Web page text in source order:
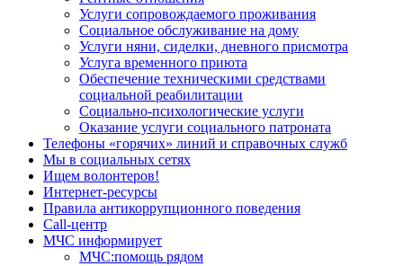
Услуги сопровождаемого проживания
Социальное обслуживание на дому
Услуги няни, сиделки, дневного присмотра
Услуга временного приюта
Обеспечение техническими средствами
социальной реабилитации
Социально-психологические услуги
Оказание услуги социального патроната
Телефоны «горячих» линий и справочных служб
Мы в социальных сетях
Ищем волонтеров!
Интернет-ресурсы
Правила антикоррупционного поведения
Call-центр
МЧС информирует
МЧС:помощь рядом